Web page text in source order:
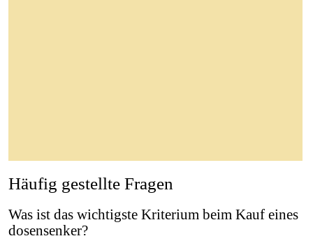
Häufig gestellte Fragen
Was ist das wichtigste Kriterium beim Kauf eines
dosensenker?